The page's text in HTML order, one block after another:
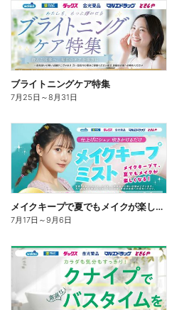
ブライトニングケア特集
7月25日 ～8月31日
メイクキープで夏でもメイクが楽しくなる!
7月17日 ～9月6日